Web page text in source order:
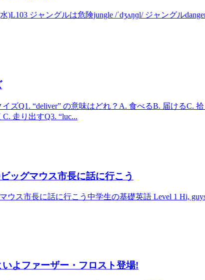
ジャングルは危険jungle /ˈdʒʌŋɡl/ ジャングル
ズQ1. “deliver” の意味はどれ？A. 食べるB. 届けるC. 拾
走り出すQ3. “luc...
ッグマウス市長に話に行こう
ウス市長に話に行こう中学生の基礎英語 Level 1 Hi,
よファーザー・フロスト登場!